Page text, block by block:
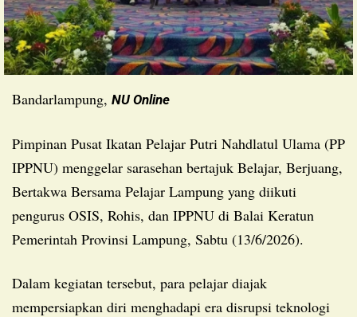
Bandarlampung, NU Online
Pimpinan Pusat Ikatan Pelajar Putri Nahdlatul Ulama (PP
IPPNU) menggelar sarasehan bertajuk Belajar, Berjuang,
Bertakwa Bersama Pelajar Lampung yang diikuti
pengurus OSIS, Rohis, dan IPPNU di Balai Keratun
Pemerintah Provinsi Lampung, Sabtu (13/6/2026).
Dalam kegiatan tersebut, para pelajar diajak
mempersiapkan diri menghadapi era disrupsi teknologi